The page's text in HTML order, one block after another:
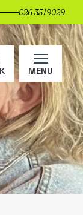
026 3519029
MENU